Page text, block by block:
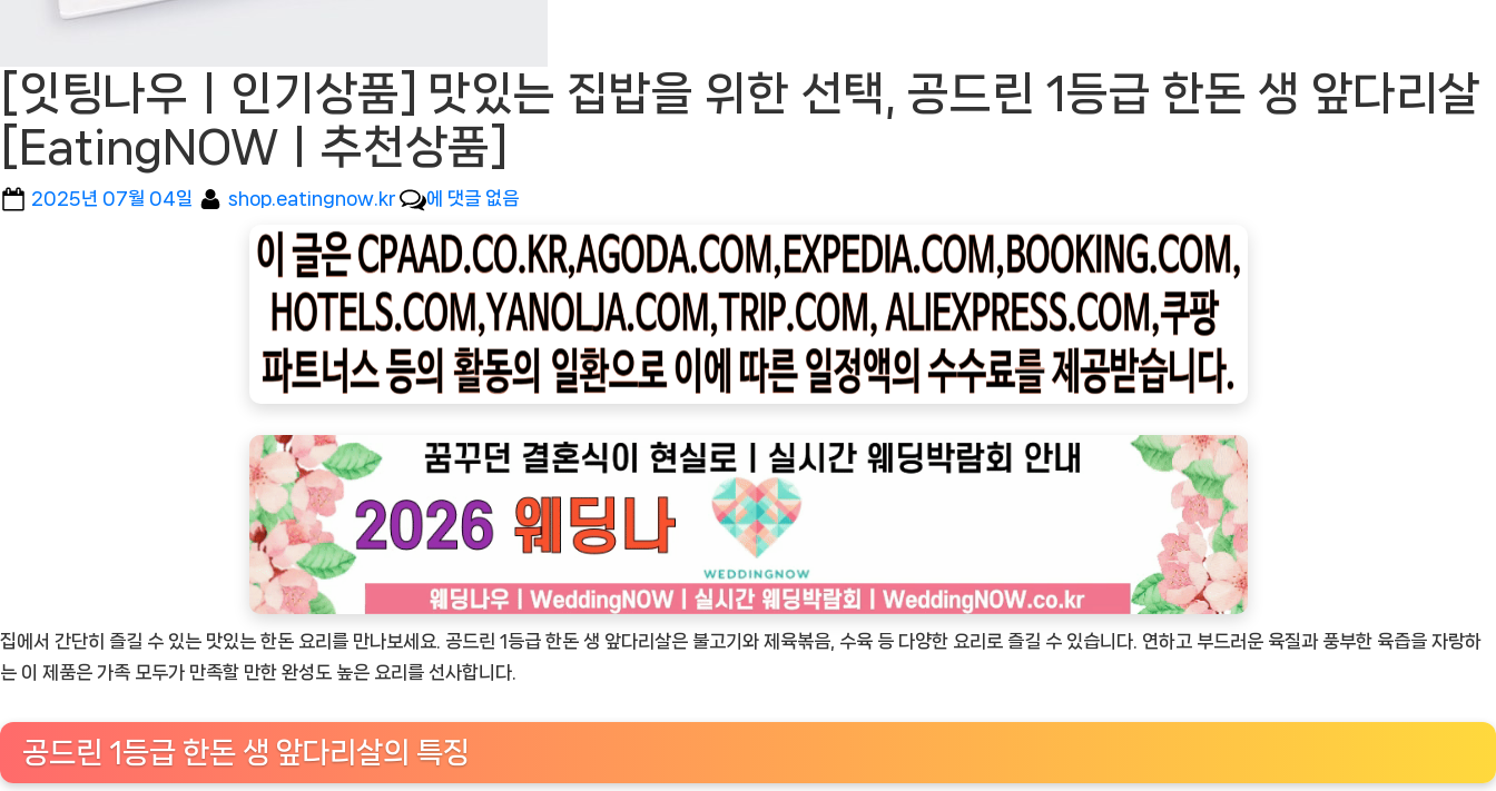
[잇팅나우ㅣ인기상품] 맛있는 집밥을 위한 선택, 공드린 1등급 한돈 생 앞다리살
[EatingNOWㅣ추천상품]
Posted
2025년 07월 04일 By
shop.eatingnow.kr
[잇
나
우
ㅣ
인
기
품]
맛
있
는
밥
을
위
선
택,
에 댓글 없음
집에서 간단히 즐길 수 있는 맛있는 한돈 요리를 만나보세요. 공드린 1등급 한돈 생 앞다리살은 불고기와 제육볶음, 수육 등 다양한 요리로 즐길 수 있습니다. 연하고 부드러운 육질과 풍부한 육즙을 자랑하
는 이 제품은 가족 모두가 만족할 만한 완성도 높은 요리를 선사합니다.
공드린 1등급 한돈 생 앞다리살의 특징